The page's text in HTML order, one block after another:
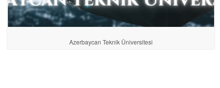
Azerbaycan Teknik Üniversitesi